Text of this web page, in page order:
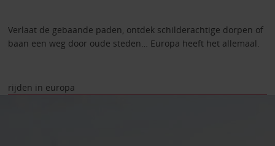
Verlaat de gebaande paden, ontdek schilderachtige dorpen of
baan een weg door oude steden… Europa heeft het allemaal.
rijden in europa